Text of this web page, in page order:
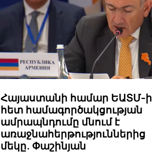
Հայաստանի համար ԵԱՏՄ-ի
հետ համագործակցության
ամրապնդումը մնում է
առաջնահերթություններից
մեկը. Փաշինյան